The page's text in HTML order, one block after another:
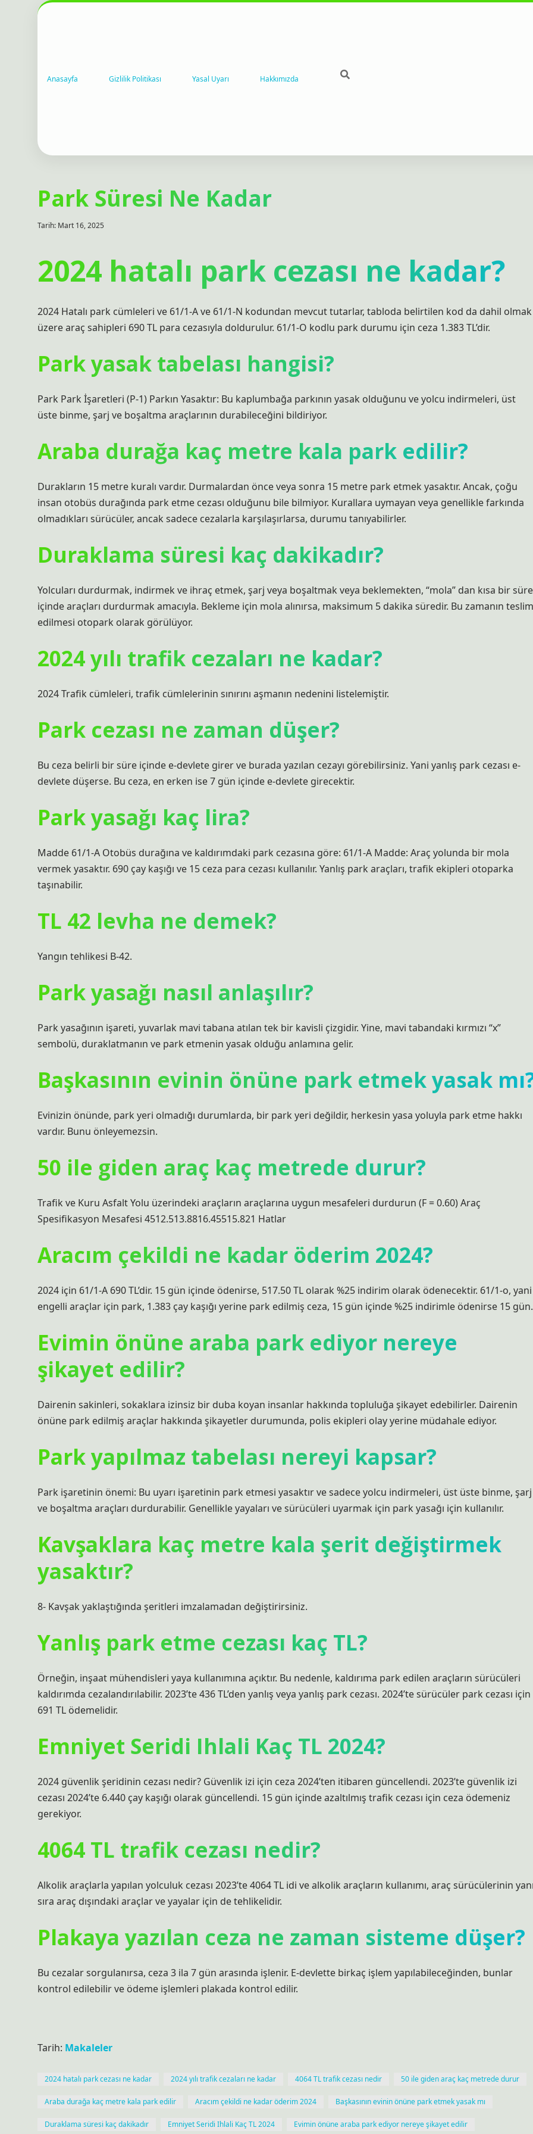
Anasayfa Gizlilik Politikası Yasal Uyarı Hakkımızda
Park Süresi Ne Kadar
Tarih: Mart 16, 2025
2024 hatalı park cezası ne kadar?
2024 Hatalı park cümleleri ve 61/1-A ve 61/1-N kodundan mevcut tutarlar, tabloda belirtilen kod da dahil olmak
üzere araç sahipleri 690 TL para cezasıyla doldurulur. 61/1-O kodlu park durumu için ceza 1.383 TL’dir.
Park yasak tabelası hangisi?
Park Park İşaretleri (P-1) Parkın Yasaktır: Bu kaplumbağa parkının yasak olduğunu ve yolcu indirmeleri, üst
üste binme, şarj ve boşaltma araçlarının durabileceğini bildiriyor.
Araba durağa kaç metre kala park edilir?
Durakların 15 metre kuralı vardır. Durmalardan önce veya sonra 15 metre park etmek yasaktır. Ancak, çoğu
insan otobüs durağında park etme cezası olduğunu bile bilmiyor. Kurallara uymayan veya genellikle farkında
olmadıkları sürücüler, ancak sadece cezalarla karşılaşırlarsa, durumu tanıyabilirler.
Duraklama süresi kaç dakikadır?
Yolcuları durdurmak, indirmek ve ihraç etmek, şarj veya boşaltmak veya beklemekten, “mola” dan kısa bir süre
içinde araçları durdurmak amacıyla. Bekleme için mola alınırsa, maksimum 5 dakika süredir. Bu zamanın teslim
edilmesi otopark olarak görülüyor.
2024 yılı trafik cezaları ne kadar?
2024 Trafik cümleleri, trafik cümlelerinin sınırını aşmanın nedenini listelemiştir.
Park cezası ne zaman düşer?
Bu ceza belirli bir süre içinde e-devlete girer ve burada yazılan cezayı görebilirsiniz. Yani yanlış park cezası e-
devlete düşerse. Bu ceza, en erken ise 7 gün içinde e-devlete girecektir.
Park yasağı kaç lira?
Madde 61/1-A Otobüs durağına ve kaldırımdaki park cezasına göre: 61/1-A Madde: Araç yolunda bir mola
vermek yasaktır. 690 çay kaşığı ve 15 ceza para cezası kullanılır. Yanlış park araçları, trafik ekipleri otoparka
taşınabilir.
TL 42 levha ne demek?
Yangın tehlikesi B-42.
Park yasağı nasıl anlaşılır?
Park yasağının işareti, yuvarlak mavi tabana atılan tek bir kavisli çizgidir. Yine, mavi tabandaki kırmızı “x”
sembolü, duraklatmanın ve park etmenin yasak olduğu anlamına gelir.
Başkasının evinin önüne park etmek yasak
Evinizin önünde, park yeri olmadığı durumlarda, bir park yeri değildir, herkesin yasa yoluyla park etme hakkı
vardır. Bunu önleyemezsin.
50 ile giden araç kaç metrede durur?
Trafik ve Kuru Asfalt Yolu üzerindeki araçların araçlarına uygun mesafeleri durdurun (F = 0.60) Araç
Spesifikasyon Mesafesi 4512.513.8816.45515.821 Hatlar
Aracım çekildi ne kadar öderim 2024?
2024 için 61/1-A 690 TL’dir. 15 gün içinde ödenirse, 517.50 TL olarak %25 indirim olarak ödenecektir. 61/1-o, yani
engelli araçlar için park, 1.383 çay kaşığı yerine park edilmiş ceza, 15 gün içinde %25 indirimle ödenirse 15 gün.
Evimin önüne araba park ediyor nereye
şikayet edilir?
Dairenin sakinleri, sokaklara izinsiz bir duba koyan insanlar hakkında topluluğa şikayet edebilirler. Dairenin
önüne park edilmiş araçlar hakkında şikayetler durumunda, polis ekipleri olay yerine müdahale ediyor.
Park yapılmaz tabelası nereyi kapsar?
Park işaretinin önemi: Bu uyarı işaretinin park etmesi yasaktır ve sadece yolcu indirmeleri, üst üste binme, şarj
ve boşaltma araçları durdurabilir. Genellikle yayaları ve sürücüleri uyarmak için park yasağı için kullanılır.
Kavşaklara kaç metre kala şerit değiştirmek
yasaktır?
8- Kavşak yaklaştığında şeritleri imzalamadan değiştirirsiniz.
Yanlış park etme cezası kaç TL?
Örneğin, inşaat mühendisleri yaya kullanımına açıktır. Bu nedenle, kaldırıma park edilen araçların sürücüleri
kaldırımda cezalandırılabilir. 2023’te 436 TL’den yanlış veya yanlış park cezası. 2024’te sürücüler park cezası için
691 TL ödemelidir.
Emniyet Seridi Ihlali Kaç TL 2024?
2024 güvenlik şeridinin cezası nedir? Güvenlik izi için ceza 2024’ten itibaren güncellendi. 2023’te güvenlik izi
cezası 2024’te 6.440 çay kaşığı olarak güncellendi. 15 gün içinde azaltılmış trafik cezası için ceza ödemeniz
gerekiyor.
4064 TL trafik cezası nedir?
Alkolik araçlarla yapılan yolculuk cezası 2023’te 4064 TL idi ve alkolik araçların kullanımı, araç sürücülerinin
sıra araç dışındaki araçlar ve yayalar için de tehlikelidir.
Plakaya yazılan ceza ne zaman sisteme düşer?
Bu cezalar sorgulanırsa, ceza 3 ila 7 gün arasında işlenir. E-devlette birkaç işlem yapılabileceğinden, bunlar
kontrol edilebilir ve ödeme işlemleri plakada kontrol edilir.
Tarih: Makaleler
2024 hatalı park cezası ne kadar 2024 yılı trafik cezaları ne kadar 4064 TL trafik cezası nedir 50 ile giden araç kaç metrede durur
Araba durağa kaç metre kala park edilir Aracım çekildi ne kadar öderim 2024 Başkasının evinin önüne park etmek yasak mı
Duraklama süresi kaç dakikadır Emniyet Seridi Ihlali Kaç TL 2024 Evimin önüne araba park ediyor nereye şikayet edilir